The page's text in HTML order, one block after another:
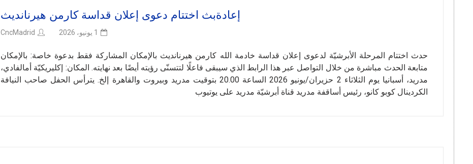
إعادةبث اختتام دعوى إعلان قداسة كارمن هيرنانديث
1 يونيو، 2026 CncMadrid
حدث اختتام المرحلة الأبرشيّة لدعوى إعلان قداسة خادمة الله كارمن هيرنانديث بالإمكان المشاركة فقط بدعوة خاصة: بالإمكان
متابعة الحدث مباشرة من خلال التواصل عبر هذا الرابط الذي سيبقى فاعلًا لتتسنّى رؤيته أيضًا بعد نهايته. المكان: إكليريكيّة أمالفادي،
مدريد، أسبانيا يوم الثلاثاء 2 حزيران/يونيو 2026 الساعة 20.00 بتوقيت مدريد وبيروت والقاهرة إلخ. يترأس الحفل صاحب النيافة
الكردينال كوبو كانو، رئيس أساقفة مدريد قناة أبرشيّة مدريد على يوتيوب